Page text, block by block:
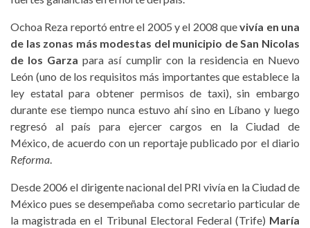
Ochoa Reza reportó entre el 2005 y el 2008 quevivía en una
de las zonas más modestas del municipio de San Nicolas
de los Garza para así cumplir con la residencia en Nuevo
León (uno de los requisitos más importantes que establece la
ley estatal para obtener permisos de taxi), sin embargo
durante ese tiempo nunca estuvo ahí sino en Líbano y luego
regresó al país para ejercer cargos en la Ciudad de
México, de acuerdo con un reportaje publicado por el diario
Reforma.
Desde 2006 el dirigente nacional del PRI vivía en la Ciudad de
México pues se desempeñaba como secretario particular de
la magistrada en el Tribunal Electoral Federal (Trife) María